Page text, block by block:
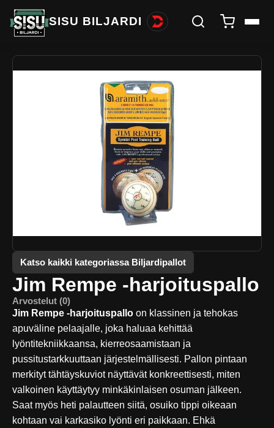
SISU BILJARDI
Katso kaikki kategoriassa Biljardipallot
Jim Rempe -harjoituspallo
Arvostelut (0)
Jim Rempe -harjoituspallo on klassinen ja tehokas
apuväline pelaajalle, joka haluaa kehittää
lyöntitekniikkaansa, kierreosaamistaan ja
pussitustarkkuuttaan järjestelmällisesti. Pallon pintaan
merkityt tähtäyskuviot näyttävät konkreettisesti, miten
valkoinen käyttäytyy minkäkinlaisen osuman jälkeen.
Saat myös heti palautteen siitä, osuiko tippi oikeaan
kohtaan vai karkasiko lyönti eri paikkaan. Ehkä